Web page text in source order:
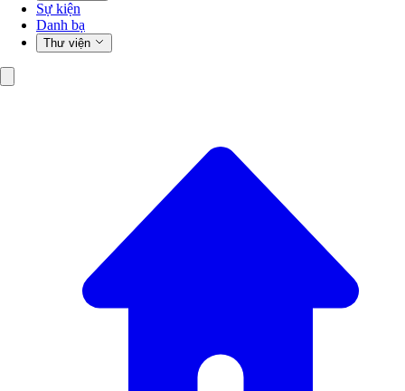
Sự kiện
Danh bạ
Thư viện